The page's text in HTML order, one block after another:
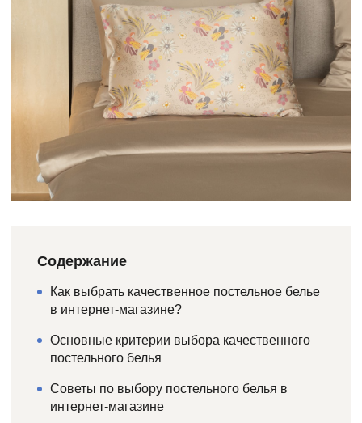
Содержание
Как выбрать качественное постельное белье
в интернет-магазине?
Основные критерии выбора качественного
постельного белья
Советы по выбору постельного белья в
интернет-магазине